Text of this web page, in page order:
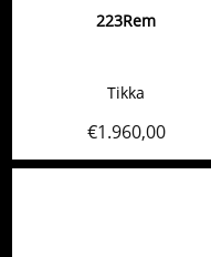
223Rem
Tikka
€1.960,00